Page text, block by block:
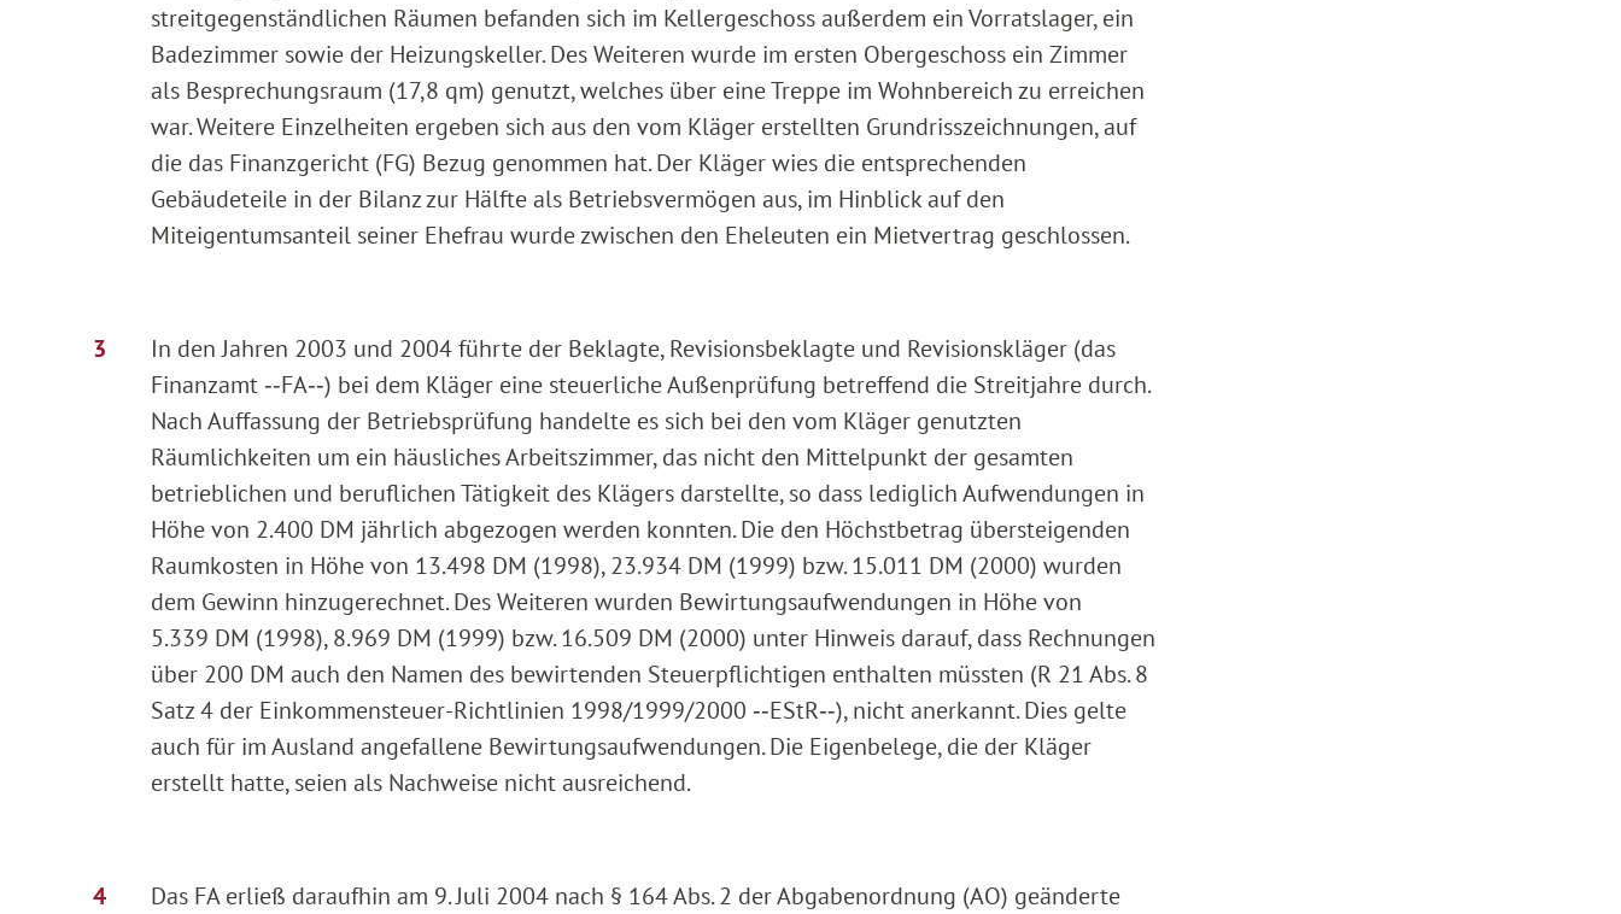
streitgegenständlichen Räumen befanden sich im Kellergeschoss außerdem ein Vorratslager, ein
Badezimmer sowie der Heizungskeller. Des Weiteren wurde im ersten Obergeschoss ein Zimmer
als Besprechungsraum (17,8 qm) genutzt, welches über eine Treppe im Wohnbereich zu erreichen
war. Weitere Einzelheiten ergeben sich aus den vom Kläger erstellten Grundrisszeichnungen, auf
die das Finanzgericht (FG) Bezug genommen hat. Der Kläger wies die entsprechenden
Gebäudeteile in der Bilanz zur Hälfte als Betriebsvermögen aus, im Hinblick auf den
Miteigentumsanteil seiner Ehefrau wurde zwischen den Eheleuten ein Mietvertrag geschlossen.
In den Jahren 2003 und 2004 führte der Beklagte, Revisionsbeklagte und Revisionskläger (das
Finanzamt ‑‑FA‑‑) bei dem Kläger eine steuerliche Außenprüfung betreffend die Streitjahre durch.
Nach Auffassung der Betriebsprüfung handelte es sich bei den vom Kläger genutzten
Räumlichkeiten um ein häusliches Arbeitszimmer, das nicht den Mittelpunkt der gesamten
betrieblichen und beruflichen Tätigkeit des Klägers darstellte, so dass lediglich Aufwendungen in
Höhe von 2.400 DM jährlich abgezogen werden konnten. Die den Höchstbetrag übersteigenden
Raumkosten in Höhe von 13.498 DM (1998), 23.934 DM (1999) bzw. 15.011 DM (2000) wurden
dem Gewinn hinzugerechnet. Des Weiteren wurden Bewirtungsaufwendungen in Höhe von
5.339 DM (1998), 8.969 DM (1999) bzw. 16.509 DM (2000) unter Hinweis darauf, dass Rechnungen
über 200 DM auch den Namen des bewirtenden Steuerpflichtigen enthalten müssten (R 21 Abs. 8
Satz 4 der Einkommensteuer-Richtlinien 1998/1999/2000 ‑‑EStR‑‑), nicht anerkannt. Dies gelte
auch für im Ausland angefallene Bewirtungsaufwendungen. Die Eigenbelege, die der Kläger
erstellt hatte, seien als Nachweise nicht ausreichend.
Das FA erließ daraufhin am 9. Juli 2004 nach § 164 Abs. 2 der Abgabenordnung (AO) geänderte